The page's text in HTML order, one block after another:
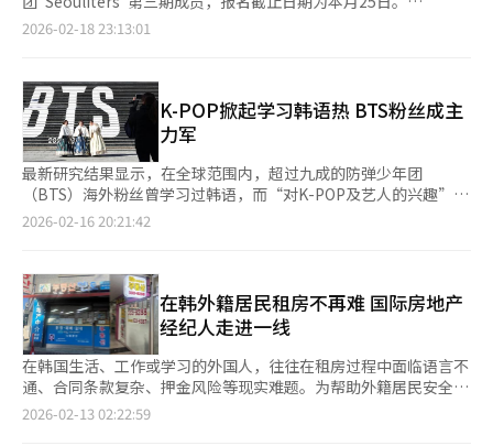
信的AI-RAN技术和6G网络发展方向展示了其在通信和AI结合领域
的技术领导力。郑在宪CEO将在现场与全球通信公司和科技巨头高
基础的AI技术转化为实际业务的平台，我们将通过全栈竞争力提升
SKT在全球生态系统中的地位。”全球ICT行业关注SK电信在巴塞
罗那发出的“K-AI”信号如何影响全球AI市场。※ 本报道经人工智
能（AI）系统翻译与编辑。
TikTok 平台上，部分酱腌鸡蛋食谱视频播放量已突破数十万次。
业界分析指出，酱腌鸡蛋的流行反映出韩国美食在海外消费结构上
菜包饭、韩式烤牛肉、炸鸡等标志性菜品。自2020年起，随着韩
国街头小吃文化兴起，辣炒年糕进入美国大型超市的冷冻食品区，
紫菜包饭也以“韩式寿司”之名实现本土化销售。此外，结合炸鸡
与啤酒的“炸啤”文化，也借助韩剧与综艺的传播，迅速渗透至美
国的体育酒吧与餐车市场。这类菜品多以外食或即食形式被消费，
对提升韩国美食的国际知名度起到了关键作用。 相比之下，酱腌
鸡蛋的走红则得益于极简的制作流程。与工序复杂的紫菜包饭、韩
式拌饭、烤牛肉等传统韩餐相比，酱腌鸡蛋无需开火、失败率低，
其更容易融入美国家庭的日常饮食。此外，搭配蛋黄酱、凉拌沙拉
等美式改良吃法，进一步拓宽了消费人群。 酱腌鸡蛋的流行，也
将韩国传统发酵调味料“酱油”带入了海外消费者的视野。过去，
韩式辣椒酱借助辣炒年糕、韩式拌饭等菜品，成为颇具代表性的韩
餐调味料，而酱油则多作为隐形调味料点缀菜肴。如今，在酱腌鸡
蛋的风潮带动下，酱油作为核心调味料，逐渐被海外市场所重新认
识，显示出韩式调味料与传统酱类在海外市场具备进一步拓展的潜
力。 韩国美食的全球热潮与食品出口规模的持续扩大相互呼应。
“Seouliters”由“Seoulite”与“Supporters”合并而成，是
及节庆的内容，向海外传播首尔的城市魅力。 首尔市计划按语言
圈（英语、中文、日语等）选拔粉丝数达1万以上的纳米级及微型
影响力博主，组建多国籍"Seouliters"团队。今年还将额外选拔粉
丝数10万以上的外国博主，担任首尔品牌宣传大使，进一步提升城
市品牌的国际曝光度。 数据显示，去年“Seouliters”共制作政策
与活动相关内容438条，成员个人账号与首尔市全球YouTube频道
合计播放量约达5203万次。其中，围绕“潜水桥徒步节”和“汉
江无人机灯光秀”制作的短视频，在成员个人频道上创下2000万
优异的短视频额外提供激励措施，以进一步调动创作积极性。首尔
市宣传企划官民秀洪表示，希望通过该项目，让更多国际受众了解
首尔的城市魅力与品牌价值。 ※ 本报道经人工智能（AI）系统翻
译与编辑。
2026-02-18 23:13:01
K-POP掀起学习韩语热 BTS粉丝成主
力军
最新研究结果显示，在全球范围内，超过九成的防弹少年团
（BTS）海外粉丝曾学习过韩语，而“对K-POP及艺人的兴趣”成
为他们学习韩语的最大动机。 韩国多文化融合研究所研究团队通
结果显示，93.4%的受访者表示“曾有学习韩语的经历”。然而，
在这些有学习经验的粉丝中，仅7.8%参加过线下课程，大多数主
要通过手机应用程序或网络视频自学。 在学习动机方面，“对K-
POP和艺人的兴趣”占比最高，达到70.6%。此外，学习韩语的时
间以“一年以下”为主，占54%。从语言能力来看，27%的受访
者能够进行韩文读写，30%表示在韩国语能力考试（TOPIK）中取
得最低等级“1级”，整体而言，超过半数学习者仍停留在初级水
平。 从学习目的来看，34.6%的受访者表示是为了更好地理解韩国
2026-02-16 20:21:42
在韩外籍居民租房不再难 国际房地产
经纪人走进一线
在韩国生活、工作或学习的外国人，往往在租房过程中面临语言不
通、合同条款复杂、押金风险等现实难题。为帮助外籍居民安全、
顺利完成房产交易，首尔市政府特别推出“国际房地产中介事务
2026-02-13 02:22:59